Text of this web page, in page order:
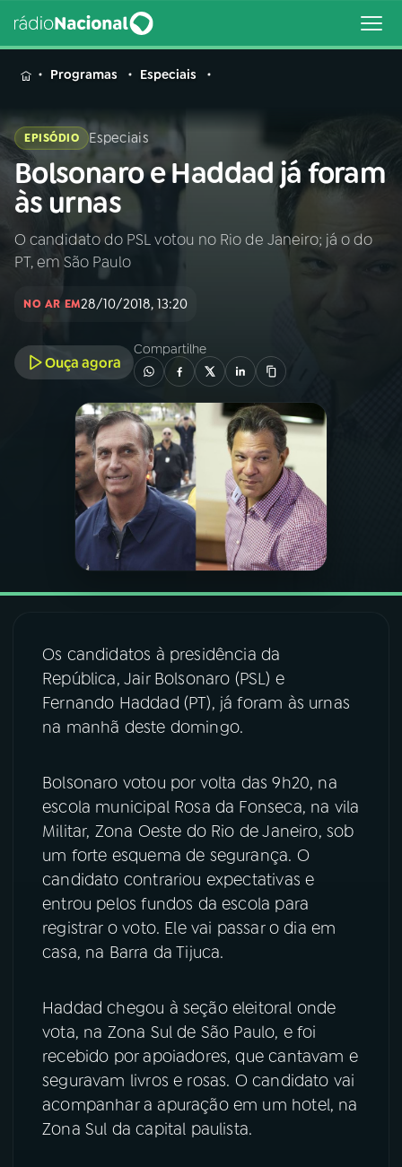
MENU
Buscar
na
Rádio
Nacional
PROGRAMAÇÃO
PROGRAMAS
PODCASTS
07ÚLTIMAS
ACOMPANHE A RÁDIO NACIONAL
YouTube Facebook
Instagram X
TikTok
Programas Especiais
EPISÓDIO Especiais
Bolsonaro e Haddad já foram
às urnas
O candidato do PSL votou no Rio de Janeiro; já o do
PT, em São Paulo
NO AR EM28/10/2018, 13:20
Ouça agora
Compartilhe
Os candidatos à presidência da
República, Jair Bolsonaro (PSL) e
Fernando Haddad (PT), já foram às urnas
na manhã deste domingo.
Bolsonaro votou por volta das 9h20, na
escola municipal Rosa da Fonseca, na vila
Militar, Zona Oeste do Rio de Janeiro, sob
um forte esquema de segurança. O
candidato contrariou expectativas e
entrou pelos fundos da escola para
registrar o voto. Ele vai passar o dia em
casa, na Barra da Tijuca.
Haddad chegou à seção eleitoral onde
vota, na Zona Sul de São Paulo, e foi
recebido por apoiadores, que cantavam e
seguravam livros e rosas. O candidato vai
acompanhar a apuração em um hotel, na
Zona Sul da capital paulista.